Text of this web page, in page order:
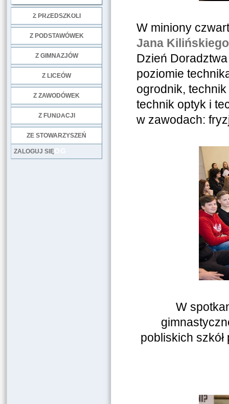
Z PRZEDSZKOLI
Z PODSTAWÓWEK
Z GIMNAZJÓW
Z LICEÓW
Z ZAWODÓWEK
Z FUNDACJI
ZE STOWARZYSZEŃ
LOG
ZALOGUJ SIĘ
W miniony
Jana
Dzień
poziomie
ogrodnik,
technik optyk i
w zawodach:
W
pobliskich